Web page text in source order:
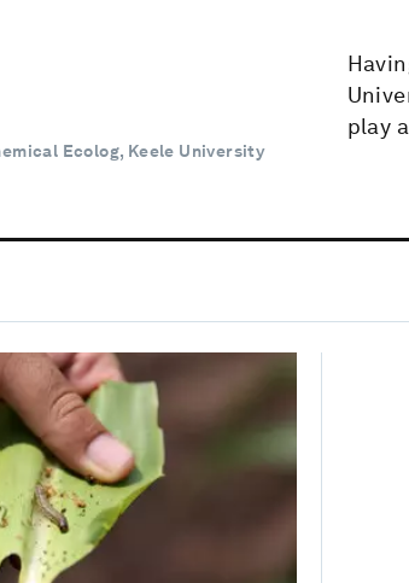
Ecolog, Keele University
play